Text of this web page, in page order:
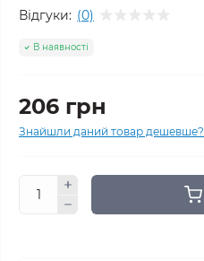
Відгуки: (0)
В наявності
206 грн
Знайшли даний товар дешевше?